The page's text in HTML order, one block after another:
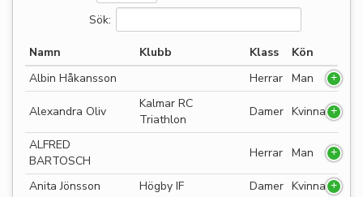
Sök:
Namn Klubb Klass
Kön
Albin Håkansson
Herrar Man
Alexandra Oliv
Kalmar RC
Triathlon
Damer Kvinna
ALFRED
BARTOSCH
Herrar Man
Anita Jönsson Högby IF Damer Kvinna